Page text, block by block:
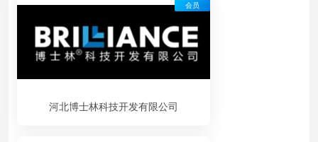
河北博士林科技开发有限公司
会员